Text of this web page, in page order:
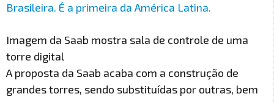
Brasileira. É a primeira da América Latina.
Imagem da Saab mostra sala de controle de uma
torre digital
A proposta da Saab acaba com a construção de
grandes torres, sendo substituídas por outras, bem